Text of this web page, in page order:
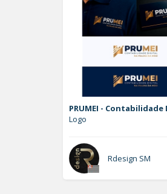
PRUMEI -
Logo
Rdesign SM